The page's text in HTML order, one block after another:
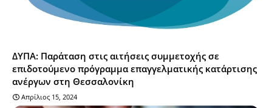
ΔΥΠΑ: Παράταση στις αιτήσεις συμμετοχής σε
επιδοτούμενο πρόγραμμα επαγγελματικής κατάρτισης
ανέργων στη Θεσσαλονίκη
Απρίλιος 15, 2024